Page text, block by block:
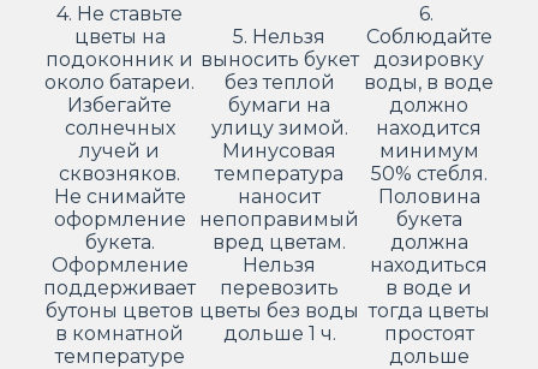
4. Не ставьте
цветы на
подоконник и
около батареи.
Избегайте
солнечных
лучей и
сквозняков.
Не снимайте
оформление
букета.
Оформление
поддерживает
бутоны цветов
в комнатной
температуре
5. Нельзя
выносить букет
без теплой
бумаги на
улицу зимой.
Минусовая
температура
наносит
непоправимый
вред цветам.
Нельзя
перевозить
цветы без воды
дольше 1 ч.
6.
Соблюдайте
дозировку
воды, в воде
должно
находится
минимум
50% стебля.
Половина
букета
должна
находиться
в воде и
тогда цветы
простоят
дольше